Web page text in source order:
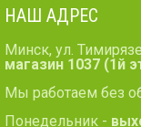
НАШ АДРЕС
Минск, ул.
магазин 1037 (1й
Мы работаем без
Понедельник -